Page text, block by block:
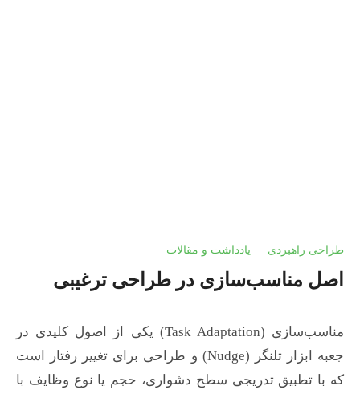
طراحی راهبردی · یادداشت و مقالات
اصل مناسب‌سازی در طراحی ترغیبی
مناسب‌سازی (Task Adaptation) یکی از اصول کلیدی در
جعبه ابزار تلنگر (Nudge) و طراحی برای تغییر رفتار است
که با تطبیق تدریجی سطح دشواری، حجم یا نوع وظایف با